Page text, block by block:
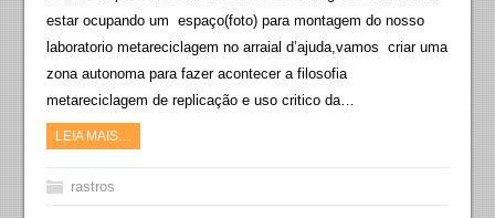
estar ocupando um espaço(foto) para montagem do nosso
laboratorio metareciclagem no arraial d’ajuda,vamos criar uma
zona autonoma para fazer acontecer a filosofia
metareciclagem de replicação e uso critico da…
LEIA MAIS…
rastros